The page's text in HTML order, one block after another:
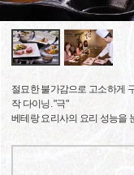
절묘한 불가감으로 고소하게
작 다이닝. "극"
베테랑 요리사의 요리 성능을